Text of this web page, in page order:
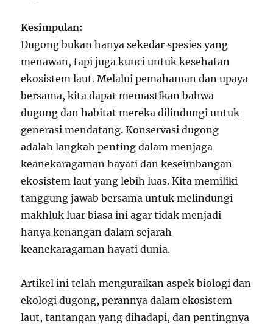
Kesimpulan:
Dugong bukan hanya sekedar spesies yang
menawan, tapi juga kunci untuk kesehatan
ekosistem laut. Melalui pemahaman dan upaya
bersama, kita dapat memastikan bahwa
dugong dan habitat mereka dilindungi untuk
generasi mendatang. Konservasi dugong
adalah langkah penting dalam menjaga
keanekaragaman hayati dan keseimbangan
ekosistem laut yang lebih luas. Kita memiliki
tanggung jawab bersama untuk melindungi
makhluk luar biasa ini agar tidak menjadi
hanya kenangan dalam sejarah
keanekaragaman hayati dunia.
Artikel ini telah menguraikan aspek biologi dan
ekologi dugong, perannya dalam ekosistem
laut, tantangan yang dihadapi, dan pentingnya